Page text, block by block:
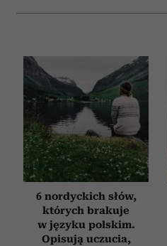
6 nordyckich słów,
których brakuje
w języku polskim.
Opisują uczucia,